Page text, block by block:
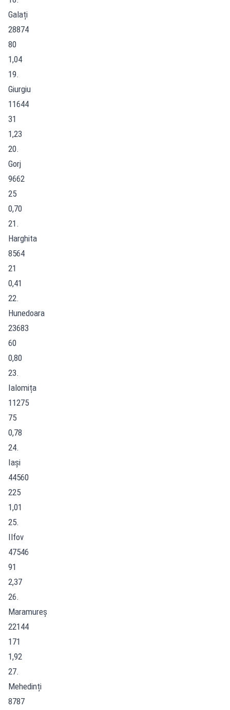
Galați
28874
80
1,04
19.
Giurgiu
11644
31
1,23
20.
Gorj
9662
25
0,70
21.
Harghita
8564
21
0,41
22.
Hunedoara
23683
60
0,80
23.
Ialomița
11275
75
0,78
24.
Iași
44560
225
1,01
25.
Ilfov
47546
91
2,37
26.
Maramureș
22144
171
1,92
27.
Mehedinți
8787